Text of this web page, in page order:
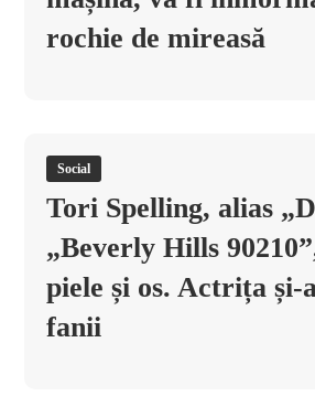
rochie de mireasă
Social
Tori Spelling, alias
„Beverly Hills
piele și os. Actrița
fanii